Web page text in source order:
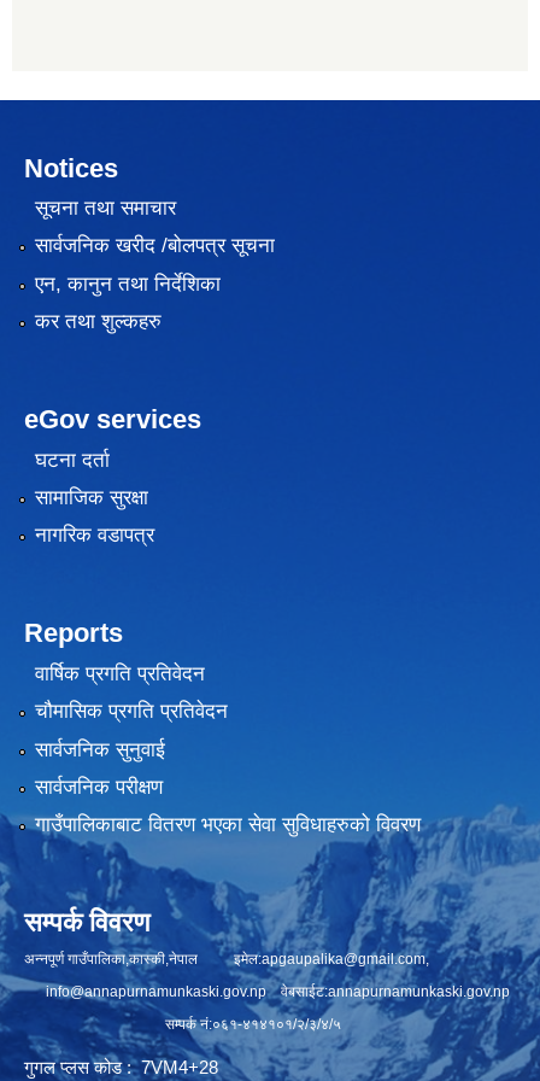
Notices
सूचना तथा समाचार
सार्वजनिक खरीद /बोलपत्र सूचना
एन, कानुन तथा निर्देशिका
कर तथा शुल्कहरु
eGov services
घटना दर्ता
सामाजिक सुरक्षा
नागरिक वडापत्र
Reports
वार्षिक प्रगति प्रतिवेदन
चौमासिक प्रगति प्रतिवेदन
सार्वजनिक सुनुवाई
सार्वजनिक परीक्षण
गाउँपालिकाबाट वितरण भएका सेवा सुविधाहरुको विवरण
सम्पर्क विवरण
अन्नपूर्ण गाउँपालिका,कास्की,नेपाल इमेल:apgaupalika@gmail.com,
info@annapurnamunkaski.gov.npवेबसाईट:annapurnamunkaski.gov.np
सम्पर्क नं:०६१-४१४१०१/२/३/४/५
गुगल प्लस कोड : 7VM4+28